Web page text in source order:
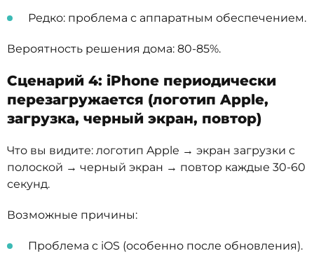
Редко: проблема с аппаратным обеспечением.
Вероятность решения дома: 80-85%.
Сценарий 4: iPhone периодически
перезагружается (логотип Apple,
загрузка, черный экран, повтор)
Что вы видите: логотип Apple → экран загрузки с
полоской → черный экран → повтор каждые 30-60
секунд.
Возможные причины:
Проблема с iOS (особенно после обновления).